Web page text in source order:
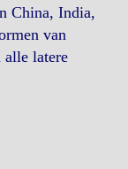
China, India,
van
alle latere